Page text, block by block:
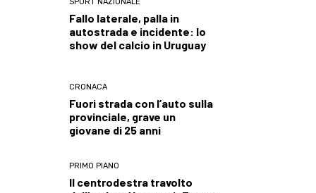
SPORT NAZIONALE
Fallo laterale, palla in
autostrada e incidente: lo
show del calcio in Uruguay
CRONACA
Fuori strada con l’auto sulla
provinciale, grave un
giovane di 25 anni
PRIMO PIANO
Il centrodestra travolto